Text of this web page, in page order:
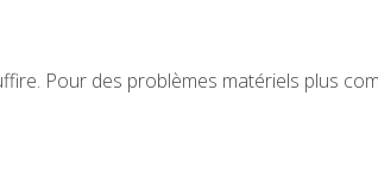
Pour des problèmes matériels plus